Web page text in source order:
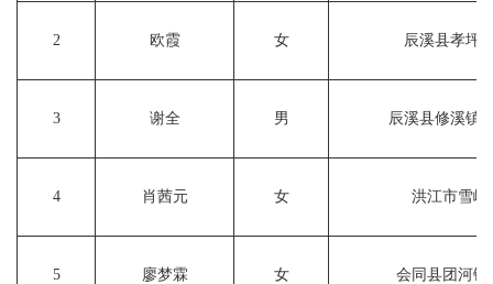
2 欧霞 女 辰溪县孝坪
3 谢全 男 辰溪县修溪镇
4 肖茜元 女 洪江市雪峰
5 廖梦霖 女 会同县团河